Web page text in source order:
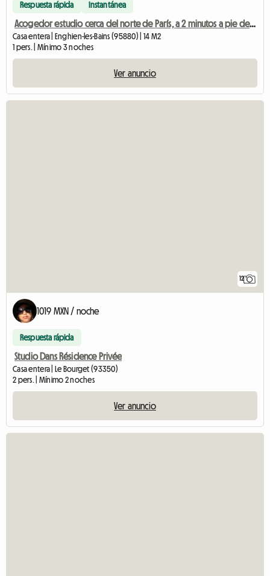
Respuesta rápida Instantánea
Acogedor estudio cerca del norte de París, a 2 minutos a pie de la estación de tren,
Casa entera | Enghien-les-Bains (95880) | 14 M2
1 pers. | Mínimo 3 noches
Ver anuncio
12
1019 MXN / noche
Respuesta rápida
Studio Dans Résidence Privée
Casa entera | Le Bourget (93350)
2 pers. | Mínimo 2 noches
Ver anuncio